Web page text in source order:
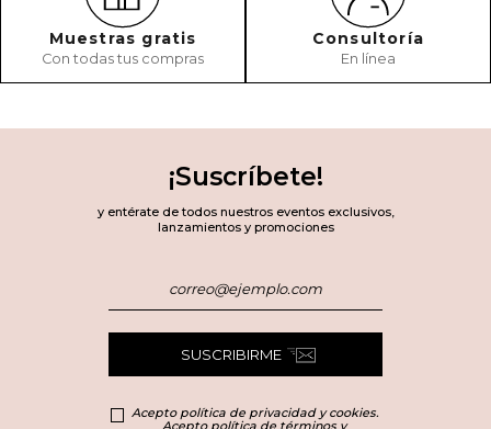
Muestras gratis
Con todas tus compras
Consultoría
En línea
¡Suscríbete!
y entérate de todos nuestros eventos exclusivos,
lanzamientos y promociones
SUSCRIBIRME
Acepto política de privacidad y cookies.
Acepto política de términos y